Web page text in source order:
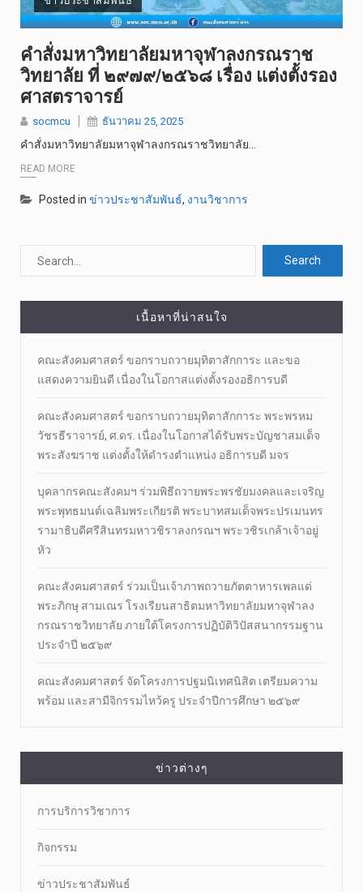
คำสั่งมหาวิทยาลัยมหาจุฬาลงกรณราช
วิทยาลัย ที่ ๒๙๗๙/๒๕๖๘ เรื่อง แต่งตั้งรอง
ศาสตราจารย์
socmcu ธันวาคม 25, 2025
คำสั่งมหาวิทยาลัยมหาจุฬาลงกรณราชวิทยาลัย…
READ MORE
Posted in ข่าวประชาสัมพันธ์, งานวิชาการ
เนื้อหาที่น่าสนใจ
คณะสังคมศาสตร์ ขอกราบถวายมุทิตาสักการะ และขอ
แสดงความยินดี เนื่องในโอกาสแต่งตั้งรองอธิการบดี
คณะสังคมศาสตร์ ขอกราบถวายมุทิตาสักการะ พระพรหม
วัชรธีราจารย์, ศ.ดร. เนื่องในโอกาสได้รับพระบัญชาสมเด็จ
พระสังฆราช แต่งตั้งให้ดำรงตำแหน่ง อธิการบดี มจร
บุคลากรคณะสังคมฯ ร่วมพิธีถวายพระพรชัยมงคลและเจริญ
พระพุทธมนต์เฉลิมพระเกียรติ พระบาทสมเด็จพระปรเมนทร
รามาธิบดีศรีสินทรมหาวชิราลงกรณฯ พระวชิรเกล้าเจ้าอยู่
หัว
คณะสังคมศาสตร์ ร่วมเป็นเจ้าภาพถวายภัตตาหารเพลแด่
พระภิกษุ สามเณร โรงเรียนสาธิตมหาวิทยาลัยมหาจุฬาลง
กรณราชวิทยาลัย ภายใต้โครงการปฏิบัติวิปัสสนากรรมฐาน
ประจำปี ๒๕๖๙
คณะสังคมศาสตร์ จัดโครงการปฐมนิเทศนิสิต เตรียมความ
พร้อม และสามีจิกรรมไหว้ครู ประจำปีการศึกษา ๒๕๖๙
ข่าวต่างๆ
การบริการวิชาการ
กิจกรรม
ข่าวประชาสัมพันธ์